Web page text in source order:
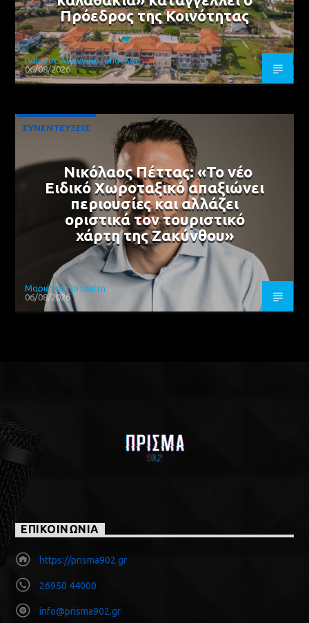
Πρόεδρος της Κοινότητας
Γιώργος Αναγνωστόπουλος
06/08/2026
ΣΥΝΕΝΤΕΥΞΕΙΣ
Νικόλαος Πέττας: «Το νέο
Ειδικό Χωροταξικό απαξιώνει
περιουσίες και αλλάζει
οριστικά τον τουριστικό
χάρτη της Ζακύνθου»
Μαριέττα Ποταμίτη
06/08/2026
ΕΠΙΚΟΙΝΩΝΙΑ
https://prisma902.gr
26950 44000
info@prisma902.gr